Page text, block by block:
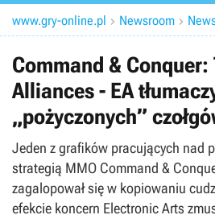
www.gry-online.pl  Newsroom 
Command &
Alliances - EA
„pożyczonych”
Jeden z grafików pracujących nad
strategią MMO Command &
zagalopował się w kopiowaniu
efekcie koncern Electronic Arts